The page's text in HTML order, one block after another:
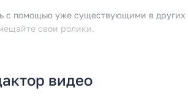
с помощью уже существующими в других
свои ролики.
к практичным инструментам, музыке.
это практичное приложение для
видео